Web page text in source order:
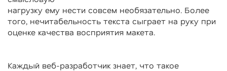
нагрузку ему нести совсем необязательно. Более
того, нечитабельность текста сыграет на руку при
оценке качества восприятия макета.
Каждый веб-разработчик знает, что такое